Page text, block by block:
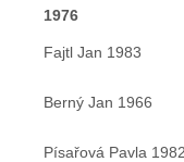
1976
Fajtl Jan 1983
Berný Jan 1966
Písařová Pavla